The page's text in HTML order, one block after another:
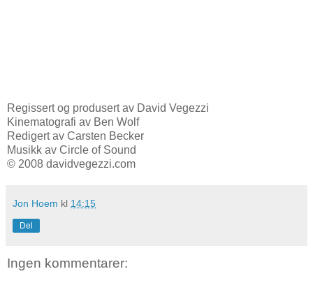
Regissert og produsert av David Vegezzi
Kinematografi av Ben Wolf
Redigert av Carsten Becker
Musikk av Circle of Sound
© 2008 davidvegezzi.com
Jon Hoem kl 14:15
Del
Ingen kommentarer: